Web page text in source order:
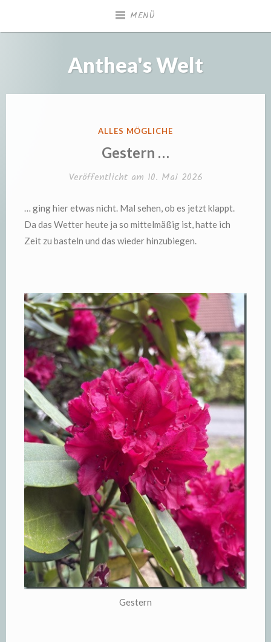
MENÜ
Anthea's Welt
VERÖFFENTLICHT
ALLES MÖGLICHE
Gestern …
Veröffentlicht am 10. Mai 2026
… ging hier etwas nicht. Mal sehen, ob es jetzt klappt.
Da das Wetter heute ja so mittelmäßig ist, hatte ich
Zeit zu basteln und das wieder hinzubiegen.
Gestern